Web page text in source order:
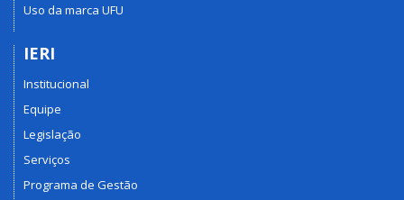
Uso da marca UFU
IERI
Institucional
Equipe
Legislação
Serviços
Programa de Gestão